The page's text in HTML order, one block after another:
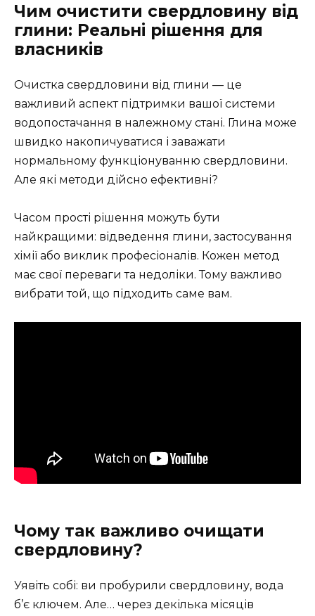
Чим очистити свердловину від
глини: Реальні рішення для
власників
Очистка свердловини від глини — це
важливий аспект підтримки вашої системи
водопостачання в належному стані. Глина може
швидко накопичуватися і заважати
нормальному функціонуванню свердловини.
Але які методи дійсно ефективні?
Часом прості рішення можуть бути
найкращими: відведення глини, застосування
хімії або виклик професіоналів. Кожен метод
має свої переваги та недоліки. Тому важливо
вибрати той, що підходить саме вам.
Чому так важливо очищати
свердловину?
Уявіть собі: ви пробурили свердловину, вода
б’є ключем. Але… через декілька місяців